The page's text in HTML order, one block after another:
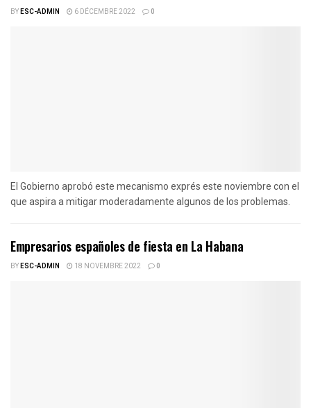
BYESC-ADMIN 6 DÉCEMBRE 2022 0
El Gobierno aprobó este mecanismo exprés este noviembre con el
que aspira a mitigar moderadamente algunos de los problemas.
Empresarios españoles de fiesta en La Habana
BYESC-ADMIN 18 NOVEMBRE 2022 0